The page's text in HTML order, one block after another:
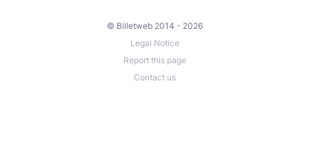
© Billetweb 2014 - 2026
Legal Notice
Report this page
Contact us